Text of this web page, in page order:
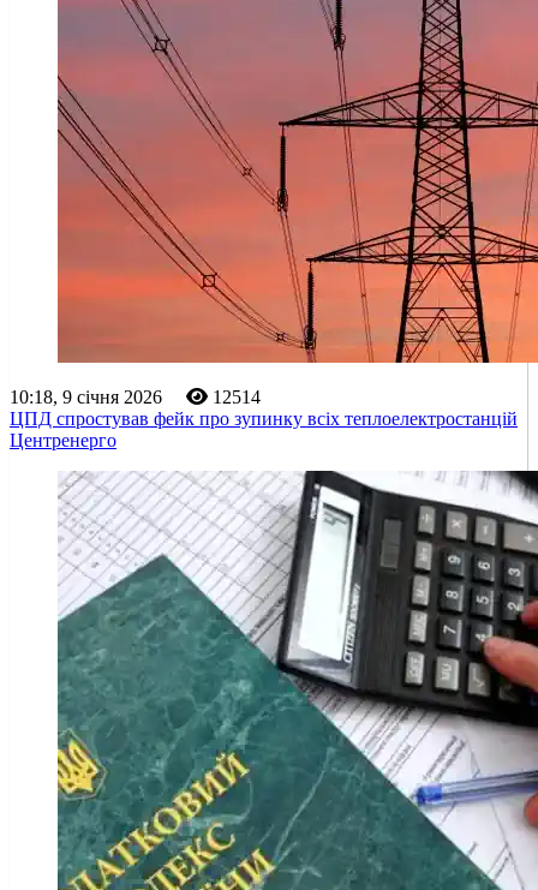
10:18, 9 січня 2026
12514
ЦПД спростував фейк про зупинку всіх теплоелектростанцій
Центренерго